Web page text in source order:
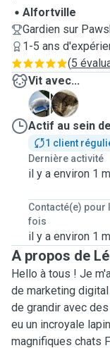
Alfortville
Gardien sur
1-5 ans
(5
Vit avec...
F
Y
Actif au sein
1 client
Dernière activité
il y a environ 1
Contacté(e) pour
fois
il y a environ 1
A propos de
Hello à tous ! Je
de marketing
de grandir avec
eu un incroyale
magnifiques chats